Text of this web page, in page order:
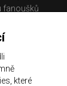
fanoušků
mohou
některých
zákonů
které